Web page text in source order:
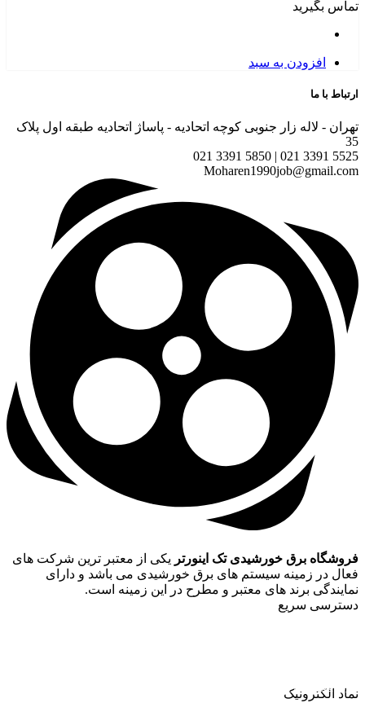
به سبد
زار جنوبی کوچه اتحادیه - پاساژ اتحادیه طبقه اول پلاک
خورشیدی تک اینورتریکی از معتبر ترین شرکت های
سیستم های برق خورشیدی می باشد و دارای
های معتبر و مطرح در این زمینه است.
خورشیدی